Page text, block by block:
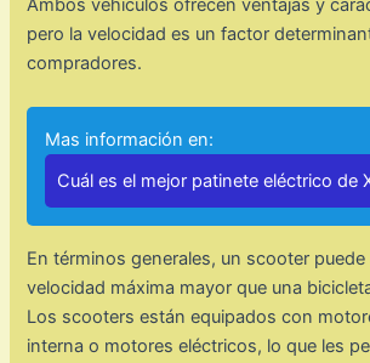
Ambos vehículos ofrecen ventajas y
pero la velocidad es un factor
compradores.
Mas información en:
Cuál es el mejor patinete eléctrico de
En términos generales, un scooter puede
velocidad máxima mayor que una
Los scooters están equipados con
interna o motores eléctricos, lo que les